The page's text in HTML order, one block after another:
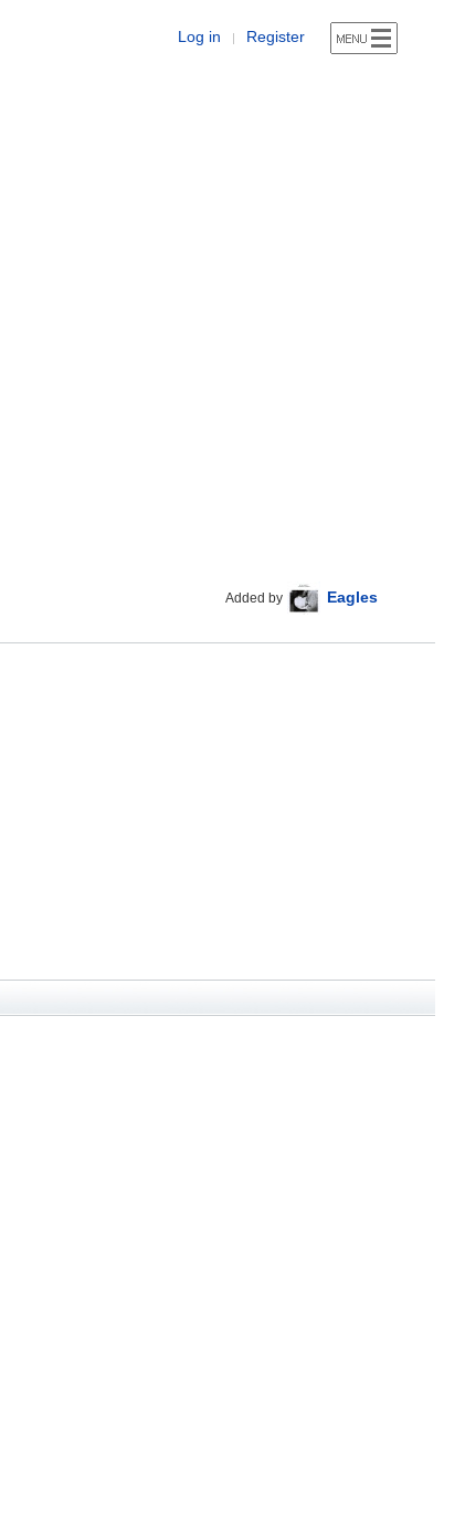
Log in | Register
Added by Eagles